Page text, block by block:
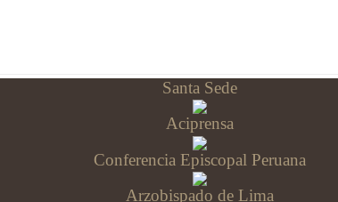
Santa Sede
Aciprensa
Conferencia Episcopal Peruana
Arzobispado de Lima